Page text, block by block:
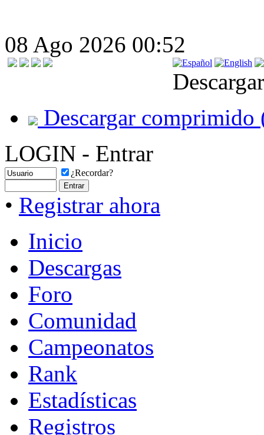
08 Ago 2026 00:52
Descargar comprimido
LOGIN - Entrar
¿Recordar?
• Registrar ahora
Inicio
Descargas
Foro
Comunidad
Campeonatos
Rank
Estadísticas
Registros